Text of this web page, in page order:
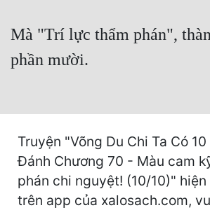
Khoa Huyễn Không Gian
Kinh Dị
Mà "Trí lực thẩm phán",
phần mười.
Truyện "Võng Du Chi Ta Có
Đánh Chương 70 - Màu cam
phán chi nguyệt! (10/10)"
trên app của xalosach.com,